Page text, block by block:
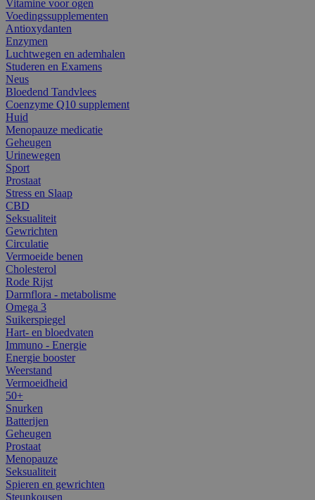
Vitamine voor ogen
Voedingssupplementen
Antioxydanten
Enzymen
Luchtwegen en ademhalen
Studeren en Examens
Neus
Bloedend Tandvlees
Coenzyme Q10 supplement
Huid
Menopauze medicatie
Geheugen
Urinewegen
Sport
Prostaat
Stress en Slaap
CBD
Seksualiteit
Gewrichten
Circulatie
Vermoeide benen
Cholesterol
Rode Rijst
Darmflora - metabolisme
Omega 3
Suikerspiegel
Hart- en bloedvaten
Immuno - Energie
Energie booster
Weerstand
Vermoeidheid
50+
Snurken
Batterijen
Geheugen
Prostaat
Menopauze
Seksualiteit
Spieren en gewrichten
Steunkousen